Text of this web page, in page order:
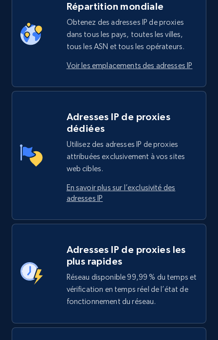
Répartition mondiale
Obtenez des adresses IP de proxies
dans tous les pays, toutes les villes,
tous les ASN et tous les opérateurs.
Voir les emplacements des adresses IP
Adresses IP de proxies
dédiées
Utilisez des adresses IP de proxies
attribuées exclusivement à vos sites
web cibles.
En savoir plus sur l’exclusivité des
adresses IP
Adresses IP de proxies les
plus rapides
Réseau disponible 99,99 % du temps et
vérification en temps réel de l’état de
fonctionnement du réseau.